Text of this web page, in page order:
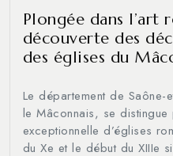
Plongée dans l’art
découverte des
des églises du
Le département de Saône-
le Mâconnais, se distingue
exceptionnelle d’églises
du Xe et le début du XIIIe